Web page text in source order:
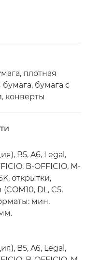
плотная
бумага, бумага с
конверты
B5, A6, Legal,
B-OFFICIO, M-
открытки,
DL, C5,
мин.
B5, A6, Legal,